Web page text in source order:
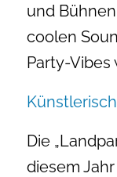
und
coolen
Party-Vibes
Die
diesem